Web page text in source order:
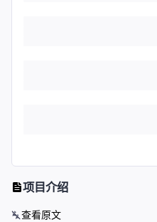
项目介绍
查看原文